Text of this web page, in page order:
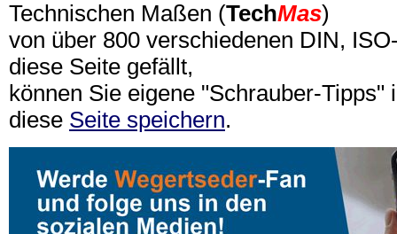
Technischen Maßen (TechMas)
von über 800 verschiedenen DIN,
diese Seite gefällt,
können Sie eigene "Schrauber-Tipps"
diese Seite speichern.